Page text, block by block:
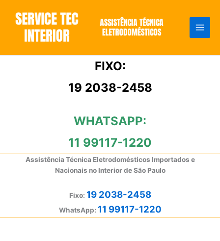
conteúdo
FIXO:
19 2038-2458
WHATSAPP:
11 99117-1220
Assistência Técnica Eletrodomésticos Importados e
Nacionais no Interior de São Paulo
Fixo: 19 2038-2458
WhatsApp: 11 99117-1220